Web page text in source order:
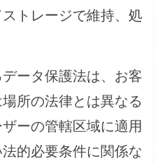
トレージで維持、処
ータ保護法は、お客
所の法律とは異なる
ーの管轄区域に適用
的必要条件に関係な